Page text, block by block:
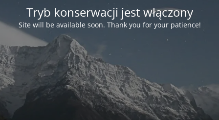
Tryb konserwacji jest włączony
Site will be available soon. Thank you for your patience!